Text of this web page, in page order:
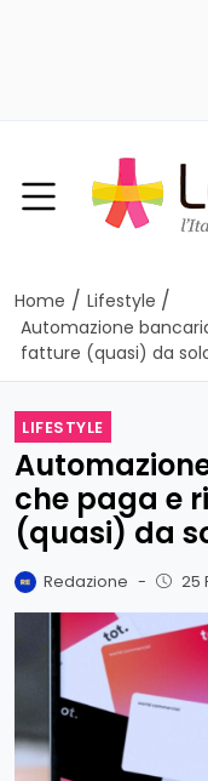
Home / Lifestyle /
Automazione
fatture (quasi) da
LIFESTYLE
che paga e
(quasi) da
Redazione - 25